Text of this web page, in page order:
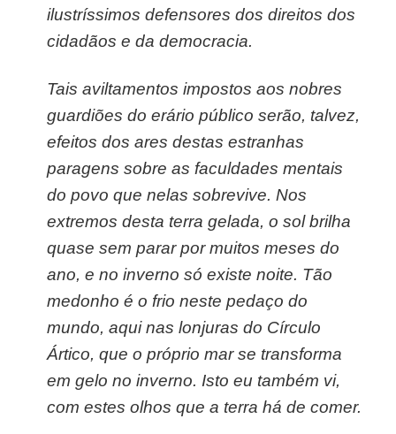
ilustríssimos defensores dos direitos dos
cidadãos e da democracia.
Tais aviltamentos impostos aos nobres
guardiões do erário público serão, talvez,
efeitos dos ares destas estranhas
paragens sobre as faculdades mentais
do povo que nelas sobrevive. Nos
extremos desta terra gelada, o sol brilha
quase sem parar por muitos meses do
ano, e no inverno só existe noite. Tão
medonho é o frio neste pedaço do
mundo, aqui nas lonjuras do Círculo
Ártico, que o próprio mar se transforma
em gelo no inverno. Isto eu também vi,
com estes olhos que a terra há de comer.